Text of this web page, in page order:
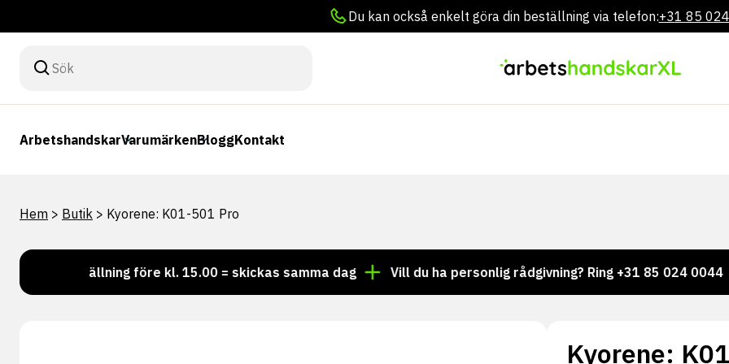
Du kan också enkelt göra din beställning via telefon:+31 85
ArbetshandskarVarumärkenBloggKontakt
Hem > Butik > Kyorene: K01-501 Pro
Beställning före kl. 15.00 = skickas samma dag Vill du ha personlig rådgivning? Ring +31 85 024 0044
Kyorene: